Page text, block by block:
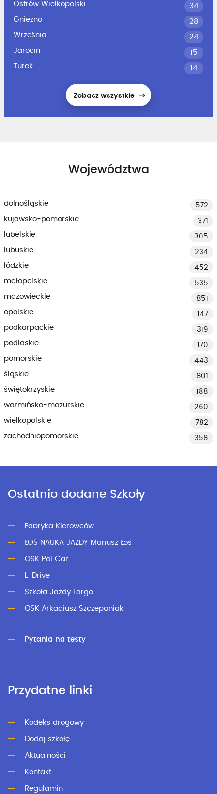
Ostrów Wielkopolski
34
Gniezno
28
Września
24
Jarocin
15
Turek
14
Zobacz wszystkie
Województwa
dolnośląskie
572
kujawsko-pomorskie
371
lubelskie
305
lubuskie
234
łódzkie
452
małopolskie
535
mazowieckie
851
opolskie
147
podkarpackie
319
podlaskie
170
pomorskie
443
śląskie
801
świętokrzyskie
188
warmińsko-mazurskie
260
wielkopolskie
782
zachodniopomorskie
358
Ostatnio dodane Szkoły
Fabryka Kierowców
ŁOŚ NAUKA JAZDY Mariusz Łoś
OSK Pol Car
L-Drive
Szkoła Jazdy Largo
OSK Arkadiusz Szczepaniak
Pytania na testy
Przydatne linki
Kodeks drogowy
Dodaj szkołę
Aktualności
Kontakt
Regulamin